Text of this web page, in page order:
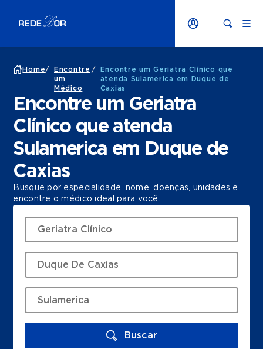
Home/
Encontre
um
Médico
/
Encontre um Geriatra Clínico que
atenda Sulamerica em Duque de
Caxias
Encontre um Geriatra
Clínico que atenda
Sulamerica em Duque de
Caxias
Busque por especialidade, nome, doenças, unidades e
encontre o médico ideal para você.
Buscar